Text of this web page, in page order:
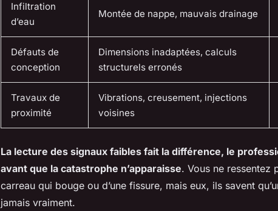
Infiltration
d’eau
Montée de nappe, mauvais drainage
Défauts de
conception
Dimensions inadaptées, calculs
structurels erronés
Travaux de
proximité
Vibrations, creusement, injections
voisines
La lecture des signaux faibles fait la différence, le
avant que la catastrophe n’apparaisse. Vous ne ressentez
carreau qui bouge ou d’une fissure, mais eux, ils savent
jamais vraiment.